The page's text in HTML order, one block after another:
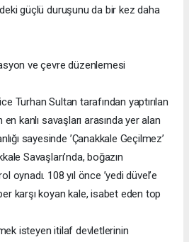
güçlü duruşunu da bir kez daha
ve çevre düzenlemesi
Turhan Sultan tarafından yaptırılan
kanlı savaşları arasında yer alan
sayesinde ’Çanakkale Geçilmez’
Savaşları’nda, boğazın
oynadı. 108 yıl önce ’yedi düvel’e
karşı koyan kale, isabet eden top
isteyen itilaf devletlerinin